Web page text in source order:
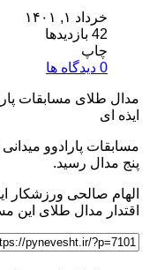
مسابقات
پارادوو میدانی کشور
رسید.
مدال طلای این مسابقات